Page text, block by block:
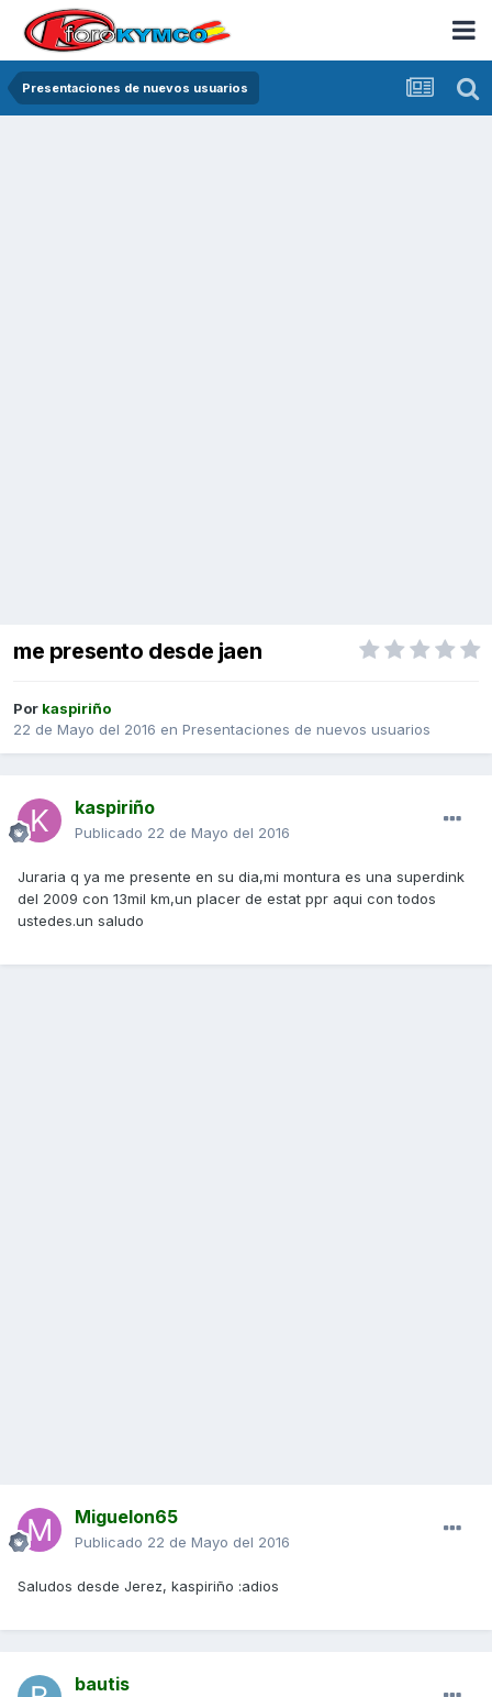
Presentaciones de nuevos usuarios
me presento desde jaen
Por kaspiriño
22 de Mayo del 2016 en Presentaciones de nuevos usuarios
kaspiriño
Publicado 22 de Mayo del 2016
Juraria q ya me presente en su dia,mi montura es una superdink
del 2009 con 13mil km,un placer de estat ppr aqui con todos
ustedes.un saludo
Miguelon65
Publicado 22 de Mayo del 2016
Saludos desde Jerez, kaspiriño :adios
bautis